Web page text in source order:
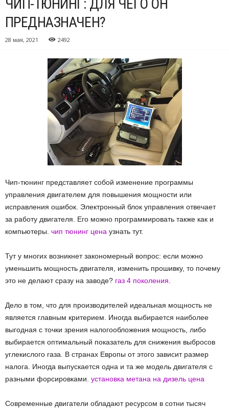
ЧИП-ТЮНИНГ: ДЛЯ ЧЕГО ОН
ПРЕДНАЗНАЧЕН?
28 мая, 2021 2492
Чип-тюнинг представляет собой изменение программы
управления двигателем для повышения мощности или
исправления ошибок. Электронный блок управления отвечает
за работу двигателя. Его можно программировать также как и
компьютеры. чип тюнинг цена узнать тут.
Тут у многих возникнет закономерный вопрос: если можно
уменьшить мощность двигателя, изменить прошивку, то почему
это не делают сразу на заводе? газ 4 поколения
Дело в том, что для производителей идеальная мощность не
является главным критерием. Иногда выбирается наиболее
выгодная с точки зрения налогообложения мощность, либо
выбирается оптимальный показатель для снижения выбросов
углекислого газа. В странах Европы от этого зависит размер
налога. Иногда выпускается одна и та же модель двигателя с
разными форсировками. установка метана на дизель цена
Современные двигатели обладают ресурсом в сотни тысяч